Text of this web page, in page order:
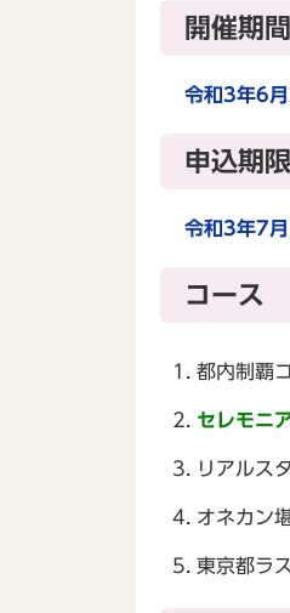
開催期間
令和3年6
申込期限
令和3年7月
コース
都内制覇
セレモニ
リアルス
オネカン
東京都ラ